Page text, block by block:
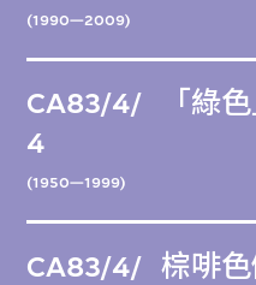
(1990—2009)
CA83/4/
4
(1950—1999)
「綠
CA83/4/ 棕啡